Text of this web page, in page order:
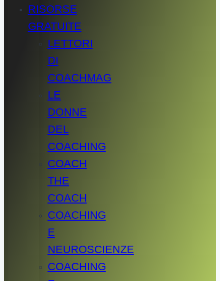
RISORSE
GRATUITE
LETTORI
DI
COACHMAG
LE
DONNE
DEL
COACHING
COACH
THE
COACH
COACHING
E
NEUROSCIENZE
COACHING